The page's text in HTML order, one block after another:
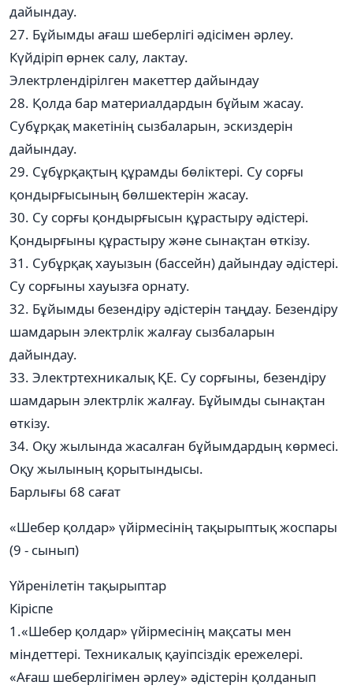
дайындау.
27. Бұйымды ағаш шеберлігі әдісімен әрлеу.
Күйдіріп өрнек салу, лактау.
Электрлендірілген макеттер дайындау
28. Қолда бар материалдардын бұйым жасау.
Субұрқақ макетінің сызбаларын, эскиздерін
дайындау.
29. Сұбұрқақтың құрамды бөліктері. Су сорғы
қондырғысының бөлшектерін жасау.
30. Су сорғы қондырғысын құрастыру әдістері.
Қондырғыны құрастыру және сынақтан өткізу.
31. Субұрқақ хауызын (бассейн) дайындау әдістері.
Су сорғыны хауызға орнату.
32. Бұйымды безендіру әдістерін таңдау. Безендіру
шамдарын электрлік жалғау сызбаларын
дайындау.
33. Электртехникалық ҚЕ. Су сорғыны, безендіру
шамдарын электрлік жалғау. Бұйымды сынақтан
өткізу.
34. Оқу жылында жасалған бұйымдардың көрмесі.
Оқу жылының қорытындысы.
Барлығы 68 сағат
«Шебер қолдар» үйірмесінің тақырыптық жоспары
(9 - сынып)
Үйренілетін тақырыптар
Кіріспе
1.«Шебер қолдар» үйірмесінің мақсаты мен
міндеттері. Техникалық қауіпсіздік ережелері.
«Ағаш шеберлігімен әрлеу» әдістерін қолданып